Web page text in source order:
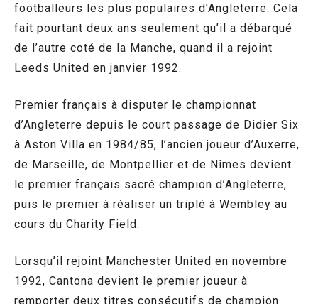
footballeurs les plus populaires d’Angleterre. Cela
fait pourtant deux ans seulement qu’il a débarqué
de l’autre coté de la Manche, quand il a rejoint
Leeds United en janvier 1992.
Premier français à disputer le championnat
d’Angleterre depuis le court passage de Didier Six
à Aston Villa en 1984/85, l’ancien joueur d’Auxerre,
de Marseille, de Montpellier et de Nîmes devient
le premier français sacré champion d’Angleterre,
puis le premier à réaliser un triplé à Wembley au
cours du Charity Field.
Lorsqu’il rejoint Manchester United en novembre
1992, Cantona devient le premier joueur à
remporter deux titres consécutifs de champion